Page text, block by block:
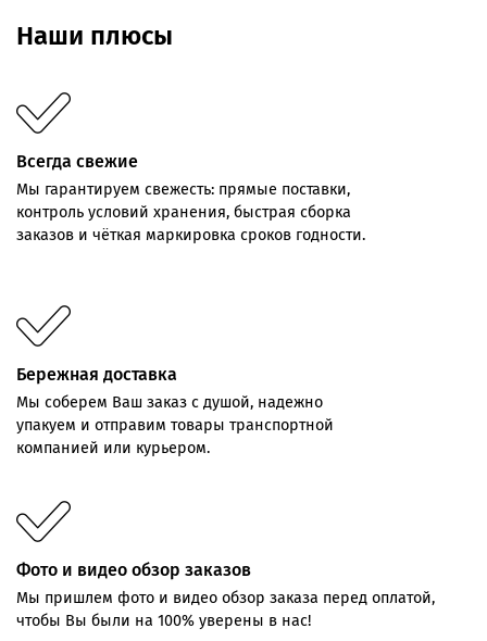
Наши плюсы
Всегда свежие
Мы гарантируем свежесть: прямые поставки,
контроль условий хранения, быстрая сборка
заказов и чёткая маркировка сроков годности.
Бережная доставка
Мы соберем Ваш заказ с душой, надежно
упакуем и отправим товары транспортной
компанией или курьером.
Фото и видео обзор заказов
Мы пришлем фото и видео обзор заказа перед оплатой,
чтобы Вы были на 100% уверены в нас!